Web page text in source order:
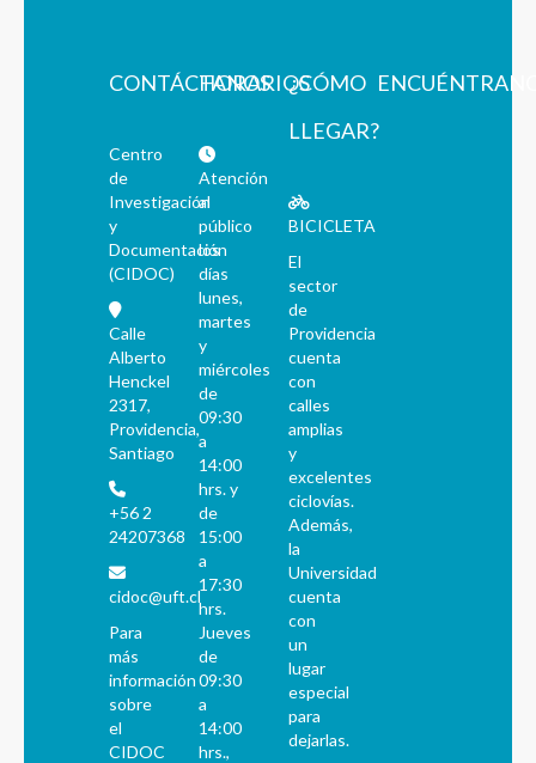
CONTÁCTANOS
Centro
de
Investigación
y
Documentación
(CIDOC)
Calle
Alberto
Henckel
2317,
Providencia,
Santiago
+56 2
24207368
cidoc@uft.cl
Para
más
información
sobre
el
CIDOC
HORARIOS
Atención
al
público
los
días
lunes,
martes
y
miércoles
de
09:30
a
14:00
hrs. y
de
15:00
a
17:30
hrs.
Jueves
de
09:30
a
14:00
hrs.,
¿CÓMO
LLEGAR?
BICICLETA
El
sector
de
Providencia
cuenta
con
calles
amplias
y
excelentes
ciclovías.
Además,
la
Universidad
cuenta
con
un
lugar
especial
para
dejarlas.